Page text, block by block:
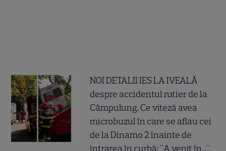
NOI DETALII IES LA IVEALĂ
despre accidentul rutier de la
Câmpulung. Ce viteză avea
microbuzul în care se aflau cei
de la Dinamo 2 înainte de
intrarea în curbă: "A venit în..."